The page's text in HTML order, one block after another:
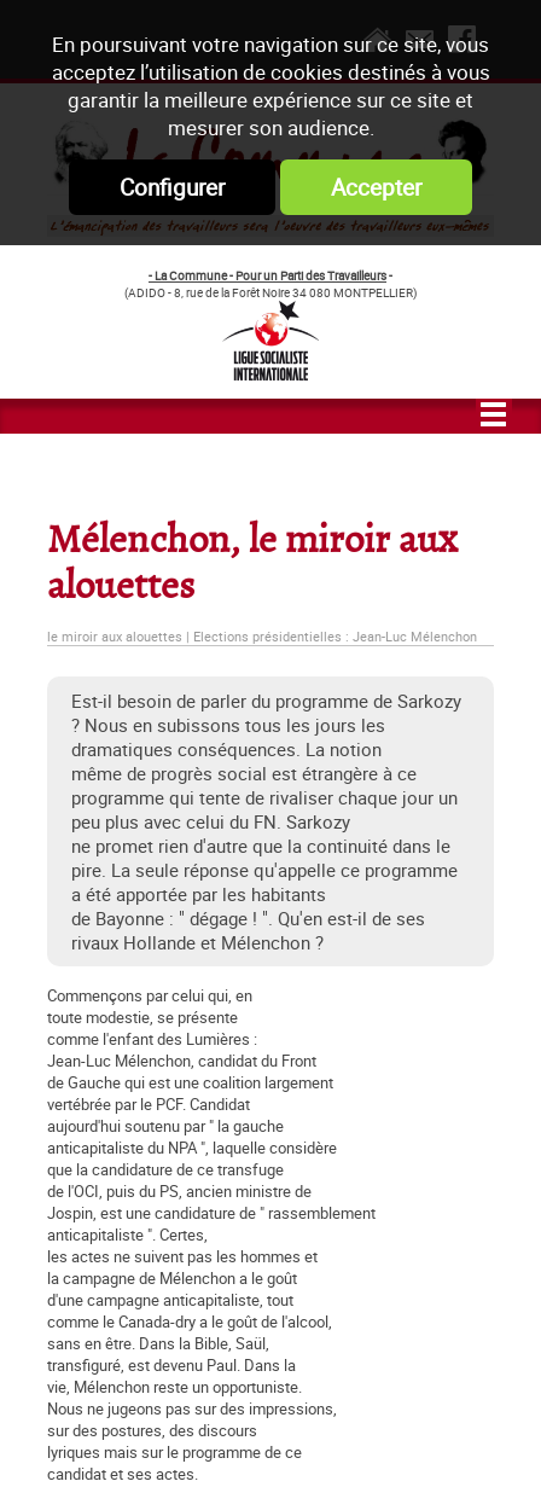
En poursuivant votre navigation sur ce site, vous
acceptez l’utilisation de cookies destinés à vous
garantir la meilleure expérience sur ce site et
mesurer son audience.
Configurer Accepter
- La Commune - Pour un Parti des Travailleurs-
(ADIDO - 8, rue de la Forêt Noire 34 080 MONTPELLIER)
Mélenchon, le miroir aux
alouettes
le miroir aux alouettes | Elections présidentielles : Jean-Luc Mélenchon
Est-il besoin de parler du programme de Sarkozy
? Nous en subissons tous les jours les
dramatiques conséquences. La notion
même de progrès social est étrangère à ce
programme qui tente de rivaliser chaque jour un
peu plus avec celui du FN. Sarkozy
ne promet rien d'autre que la continuité dans le
pire. La seule réponse qu'appelle ce programme
a été apportée par les habitants
de Bayonne : " dégage ! ". Qu'en est-il de ses
rivaux Hollande et Mélenchon ?
Commençons par celui qui, en
toute modestie, se présente
comme l'enfant des Lumières :
Jean-Luc Mélenchon, candidat du Front
de Gauche qui est une coalition largement
vertébrée par le PCF. Candidat
aujourd'hui soutenu par " la gauche
anticapitaliste du NPA ", laquelle considère
que la candidature de ce transfuge
de l'OCI, puis du PS, ancien ministre de
Jospin, est une candidature de " rassemblement
anticapitaliste ". Certes,
les actes ne suivent pas les hommes et
la campagne de Mélenchon a le goût
d'une campagne anticapitaliste, tout
comme le Canada-dry a le goût de l'alcool,
sans en être. Dans la Bible, Saül,
transfiguré, est devenu Paul. Dans la
vie, Mélenchon reste un opportuniste.
Nous ne jugeons pas sur des impressions,
sur des postures, des discours
lyriques mais sur le programme de ce
candidat et ses actes.